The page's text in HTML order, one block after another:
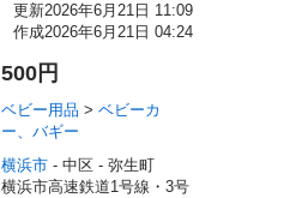
更新2026年6月21日 11:09
作成2026年6月21日 04:24
500円
ベビー用品 > ベビーカ
ー、バギー
横浜市 - 中区 - 弥生町
横浜市高速鉄道1号線・3号